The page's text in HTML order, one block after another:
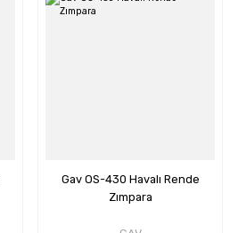
Gav OS-430 Havalı Rende
Zımpara